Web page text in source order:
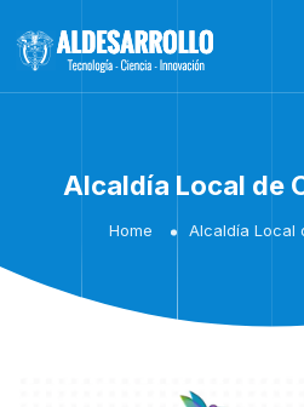
Alcaldía Local de
Home Alcaldía Local